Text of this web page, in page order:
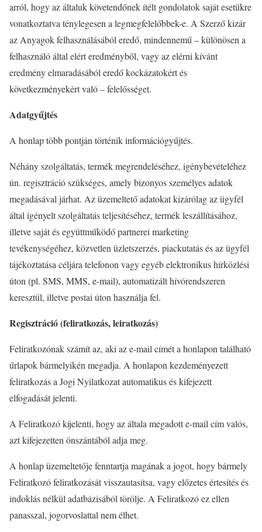
arról, hogy az általuk követendőnek ítélt gondolatok saját esetükre
vonatkoztatva ténylegesen a legmegfelelőbbek-e. A Szerző kizár
az Anyagok felhasználásából eredő, mindennemű – különösen a
felhasználó által elért eredményből, vagy az elérni kívánt
eredmény elmaradásából eredő kockázatokért és
következményekért való – felelősséget.
Adatgyűjtés
A honlap több pontján történik információgyűjtés.
Néhány szolgáltatás, termék megrendeléséhez, igénybevételéhez
ún. regisztráció szükséges, amely bizonyos személyes adatok
megadásával járhat. Az üzemeltető adatokat kizárólag az ügyfél
által igényelt szolgáltatás teljesítéséhez, termék leszállításához,
illetve saját és együttműködő partnerei marketing
tevékenységéhez, közvetlen üzletszerzés, piackutatás és az ügyfél
tájékoztatása céljára telefonon vagy egyéb elektronikus hírközlési
úton (pl. SMS, MMS, e-mail), automatizált hívórendszeren
keresztül, illetve postai úton használja fel.
Regisztráció (feliratkozás, leiratkozás)
Feliratkozónak számít az, aki az e-mail címét a honlapon található
űrlapok bármelyikén megadja. A honlapon kezdeményezett
feliratkozás a Jogi Nyilatkozat automatikus és kifejezett
elfogadását jelenti.
A Feliratkozó kijelenti, hogy az általa megadott e-mail cím valós,
azt kifejezetten önszántából adja meg.
A honlap üzemeltetője fenntartja magának a jogot, hogy bármely
Feliratkozó feliratkozását visszautasítsa, vagy előzetes értesítés és
indoklás nélkül adatbázisából törölje. A Feliratkozó ez ellen
panasszal, jogorvoslattal nem élhet.